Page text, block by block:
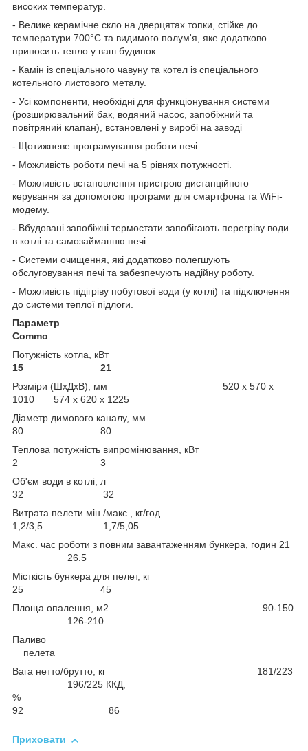
високих температур.
- Велике керамічне скло на дверцятах топки, стійке до
температури 700°C та видимого полум'я, яке додатково
приносить тепло у ваш будинок.
- Камін із спеціального чавуну та котел із спеціального
котельного листового металу.
- Усі компоненти, необхідні для функціонування системи
(розширювальний бак, водяний насос, запобіжний та
повітряний клапан), встановлені у виробі на заводі
- Щотижневе програмування роботи печі.
- Можливість роботи печі на 5 рівнях потужності.
- Можливість встановлення пристрою дистанційного
керування за допомогою програми для смартфона та WiFi-
модему.
- Вбудовані запобіжні термостати запобігають перегріву води
в котлі та самозайманню печі.
- Системи очищення, які додатково полегшують
обслуговування печі та забезпечують надійну роботу.
- Можливість підігріву побутової води (у котлі) та підключення
до системи теплої підлоги.
Параметр
Commo
Потужність котла, кВт
15 21
Розміри (ШxДxВ), мм 520 x 570 x
1010 574 x 620 x 1225
Діаметр димового каналу, мм
80 80
Теплова потужність випромінювання, кВт
2 3
Об'єм води в котлі, л
32 32
Витрата пелети мін./макс., кг/год
1,2/3,5 1,7/5,05
Макс. час роботи з повним завантаженням бункера, годин 21
26.5
Місткість бункера для пелет, кг
25 45
Площа опалення, м2 90-150
126-210
Паливо
пелета
Вага нетто/брутто, кг 181/223
196/225 ККД,
%
92 86
Приховати